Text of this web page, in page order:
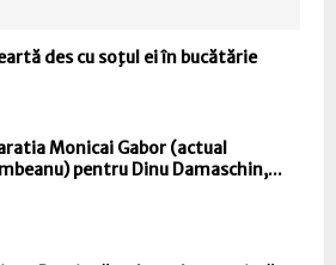
des cu soţul ei în bucătărie
Monicai Gabor (actual
pentru Dinu Damaschin,...